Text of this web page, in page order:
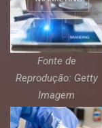
Fonte de
Reprodução: Getty
Imagem